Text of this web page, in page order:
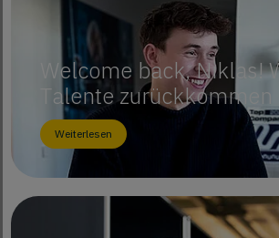
Welcome back, Niklas!
Talente zurückkommen
Weiterlesen